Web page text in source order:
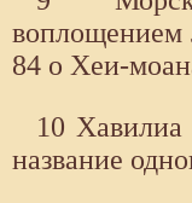
воплощением
84 о Хеи-
10
название